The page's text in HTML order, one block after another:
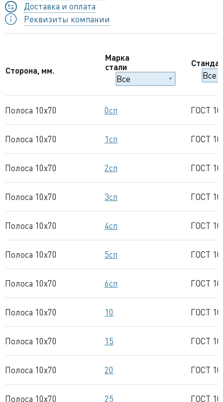
Доставка и оплата
Реквизиты компании
Сторона, мм.
Марка
стали
Полоса 10x70 0сп ГОСТ
Полоса 10x70 1сп ГОСТ
Полоса 10x70 2сп ГОСТ
Полоса 10x70 3сп ГОСТ
Полоса 10x70 4сп ГОСТ
Полоса 10x70 5сп ГОСТ
Полоса 10x70 6сп ГОСТ
Полоса 10x70 10 ГОСТ
Полоса 10x70 15 ГОСТ
Полоса 10x70 20 ГОСТ
Полоса 10x70 25 ГОСТ